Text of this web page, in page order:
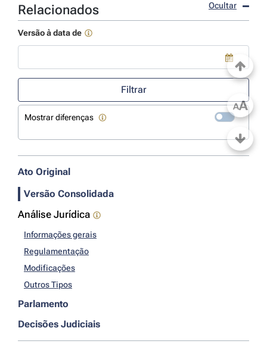
Relacionados Ocultar
Versão à data de
Use a tecla de seta para baixo para abrir o calendário; Use as
Filtrar
Mostrar diferenças
Ato Original
Versão Consolidada
Análise Jurídica
Informações gerais
Regulamentação
Modificações
Outros Tipos
Parlamento
Decisões Judiciais
AA